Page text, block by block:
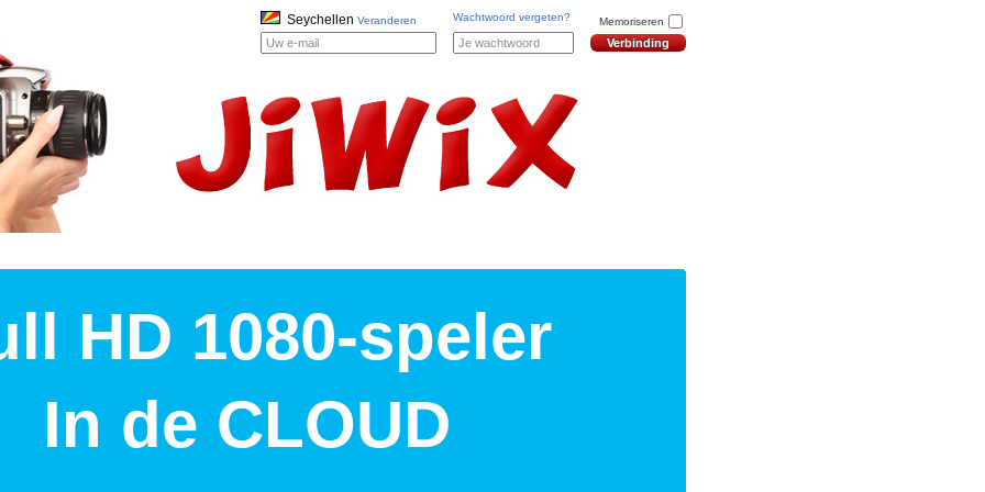
Seychellen Veranderen Wachtwoord vergeten? Memoriseren
HD 1080-speler
In de CLOUD